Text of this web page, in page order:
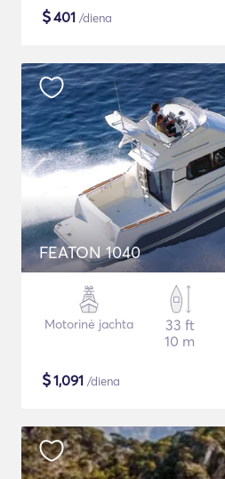
$401 /diena
FEATON 1040
Motorinė jachta
33 ft
10 m
$1,091 /diena